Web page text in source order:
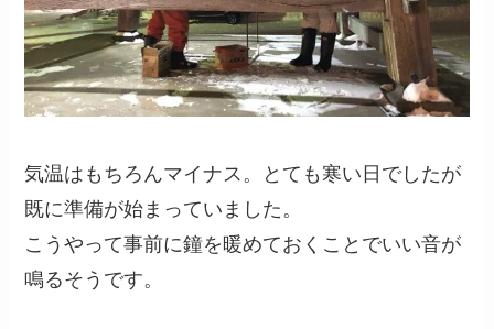
気温はもちろんマイナス。とても寒い日でしたが
既に準備が始まっていました。
こうやって事前に鐘を暖めておくことでいい音が
鳴るそうです。